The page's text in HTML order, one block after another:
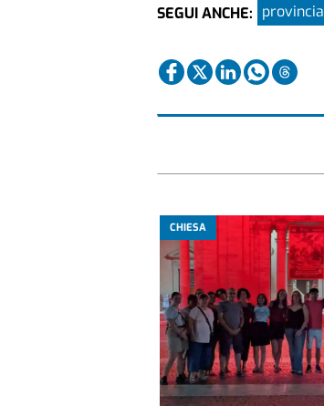
SEGUI ANCHE: provincia
CHIESA